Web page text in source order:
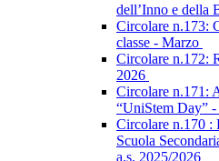
dell’Inno e della
Circolare n.173:
classe - Marzo
Circolare n.172:
2026
Circolare n.171:
“UniStem Day”
Circolare n.170
Scuola
a.s. 2025/2026